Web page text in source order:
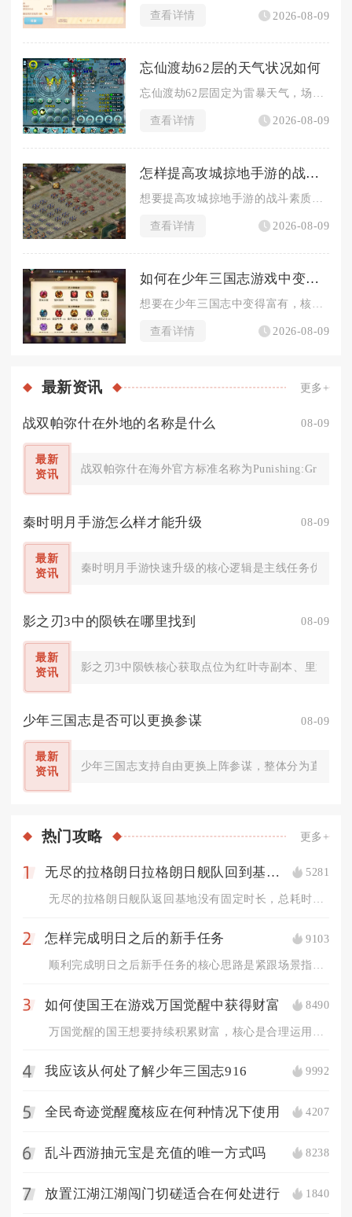
查看详情 2026-08-09
忘仙渡劫62层的天气状况如何
查看详情 2026-08-09
怎样提高攻城掠地手游的战斗素质
查看详情 2026-08-09
如何在少年三国志游戏中变得富有
查看详情 2026-08-09
最新资讯 更多+
战双帕弥什在外地的名称是什么 08-09
最新
资讯
战双帕弥什在海外官方标准名称为
秦时明月手游怎么样才能升级 08-09
最新
资讯
秦时明月手游快速升级的核心逻辑是主线任务优先
影之刃3中的陨铁在哪里找到 08-09
最新
资讯
影之刃3中陨铁核心获取点位为红叶寺副本、里武林
少年三国志是否可以更换参谋 08-09
最新
资讯
少年三国志支持自由更换上阵参谋，整体分为直接
热门攻略 更多+
无尽的拉格朗日拉格朗日舰队回到基地需多长时间 5281
2 怎样完成明日之后的新手任务 9103
顺利完成明日之后新手任务的核心思路是紧跟场景指引优先推进主线...
3 如何使国王在游戏万国觉醒中获得财富 8490
4 我应该从何处了解少年三国志916 9992
5 全民奇迹觉醒魔核应在何种情况下使用 4207
6 乱斗西游抽元宝是充值的唯一方式吗 8238
7 放置江湖江湖闯门切磋适合在何处进行 1840